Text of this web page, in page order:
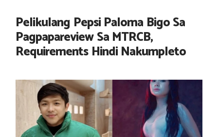
Pelikulang Pepsi Paloma Bigo Sa
Pagpapareview Sa MTRCB,
Requirements Hindi Nakumpleto